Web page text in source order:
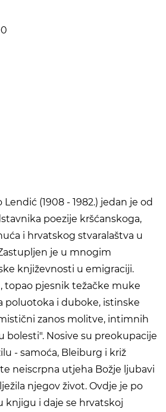
(1908 - 1982.) jedan je od
poezije kršćanskoga,
i hrvatskog stvaralaštva u
je u mnogim
književnosti u emigraciji.
topao pjesnik težačke muke
poluotoka i duboke, istinske
zanos molitve, intimnih
bolesti". Nosive su preokupacije
- samoća, Bleiburg i križ
neiscrpna utjeha Božje ljubavi
njegov život. Ovdje je po
knjigu i daje se hrvatskoj